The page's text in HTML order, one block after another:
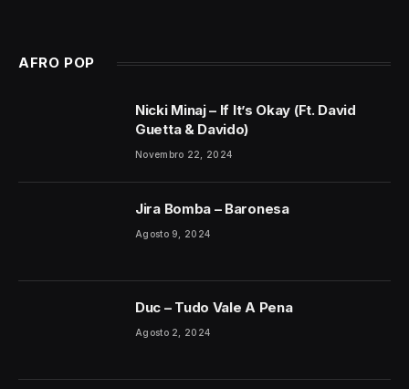
AFRO POP
Nicki Minaj – If It’s Okay (Ft. David
Guetta & Davido)
Novembro 22, 2024
Jira Bomba – Baronesa
Agosto 9, 2024
Duc – Tudo Vale A Pena
Agosto 2, 2024